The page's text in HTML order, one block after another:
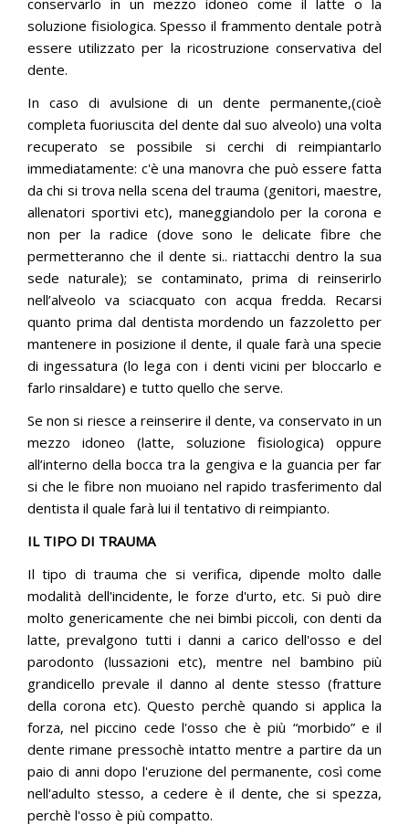
soluzione fisiologica. Spesso il frammento dentale potrà
essere utilizzato per la ricostruzione conservativa del
dente.
In caso di avulsione di un dente permanente,(cioè
completa fuoriuscita del dente dal suo alveolo) una volta
recuperato se possibile si cerchi di reimpiantarlo
immediatamente: c'è una manovra che può essere fatta
da chi si trova nella scena del trauma (genitori, maestre,
allenatori sportivi etc), maneggiandolo per la corona e
non per la radice (dove sono le delicate fibre che
permetteranno che il dente si.. riattacchi dentro la sua
sede naturale); se contaminato, prima di reinserirlo
nell’alveolo va sciacquato con acqua fredda. Recarsi
quanto prima dal dentista mordendo un fazzoletto per
mantenere in posizione il dente, il quale farà una specie
di ingessatura (lo lega con i denti vicini per bloccarlo e
farlo rinsaldare) e tutto quello che serve.
Se non si riesce a reinserire il dente, va conservato in un
mezzo idoneo (latte, soluzione fisiologica) oppure
all’interno della bocca tra la gengiva e la guancia per far
si che le fibre non muoiano nel rapido trasferimento dal
dentista il quale farà lui il tentativo di reimpianto.
IL TIPO DI TRAUMA
Il tipo di trauma che si verifica, dipende molto dalle
modalità dell'incidente, le forze d'urto, etc. Si può dire
molto genericamente che nei bimbi piccoli, con denti da
latte, prevalgono tutti i danni a carico dell'osso e del
parodonto (lussazioni etc), mentre nel bambino più
grandicello prevale il danno al dente stesso (fratture
della corona etc). Questo perchè quando si applica la
forza, nel piccino cede l'osso che è più “morbido” e il
dente rimane pressochè intatto mentre a partire da un
paio di anni dopo l'eruzione del permanente, così come
nell'adulto stesso, a cedere è il dente, che si spezza,
perchè l'osso è più compatto.